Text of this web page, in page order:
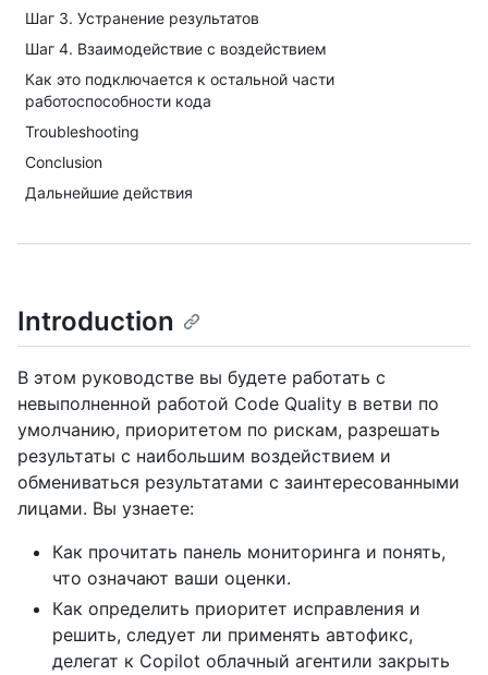
Шаг 3. Устранение результатов
Шаг 4. Взаимодействие с воздействием
Как это подключается к остальной части
работоспособности кода
Troubleshooting
Conclusion
Дальнейшие действия
Introduction
В этом руководстве вы будете работать с
невыполненной работой Code Quality в ветви по
умолчанию, приоритетом по рискам, разрешать
результаты с наибольшим воздействием и
обмениваться результатами с заинтересованными
лицами. Вы узнаете:
Как прочитать панель мониторинга и понять,
что означают ваши оценки.
Как определить приоритет исправления и
решить, следует ли применять автофикс,
делегат к Copilot облачный агентили закрыть